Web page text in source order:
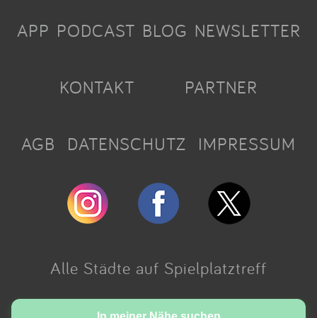
APP PODCAST BLOG NEWSLETTER
KONTAKT PARTNER
AGB DATENSCHUTZ IMPRESSUM
Alle Städte auf Spielplatztreff